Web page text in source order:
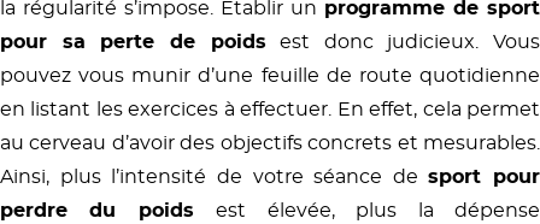
la régularité s’impose. Établir un programme de sport
pour sa perte de poids est donc judicieux. Vous
pouvez vous munir d’une feuille de route quotidienne
en listant les exercices à effectuer. En effet, cela permet
au cerveau d’avoir des objectifs concrets et mesurables.
Ainsi, plus l’intensité de votre séance desport pour
perdre du poidsest élevée, plus la dépense